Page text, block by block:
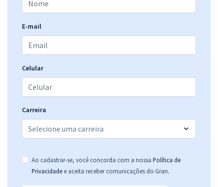
E-mail
Celular
Carreira
Ao cadastrar-se, você concorda com a nossa Política de
Privacidade e aceita receber comunicações do Gran.